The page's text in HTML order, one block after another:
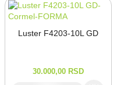
Luster F4203-⁠10L GD
30.000,00 RSD